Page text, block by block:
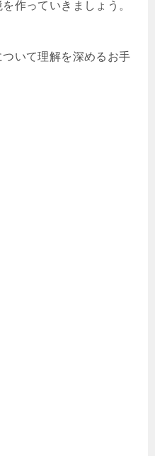
作っていきましょう。
いて理解を深めるお手